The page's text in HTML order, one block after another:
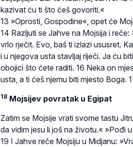
kazivat ću ti što ćeš govoriti.«
13 »Oprosti, Gospodine«, opet će
14 Razljuti se Jahve na Mojsija i
vrlo rječit. Evo, baš ti izlazi ususret.
i u njegova usta stavljaj riječi. Ja ću
obojici što ćete raditi. 16 Neka on
usta, a ti ćeš njemu biti mjesto Boga.
18 Mojsijev povratak u Egipat
Zatim se Mojsije vrati svome tastu
da vidim jesu li još na životu.« »Pođi
19 I Jahve reče Mojsiju u Midjanu: